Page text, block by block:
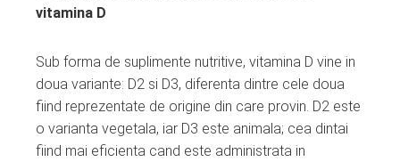
vitamina D
Sub forma de suplimente nutritive, vitamina D vine in
doua variante: D2 si D3, diferenta dintre cele doua
fiind reprezentate de origine din care provin. D2 este
o varianta vegetala, iar D3 este animala; cea dintai
fiind mai eficienta cand este administrata in